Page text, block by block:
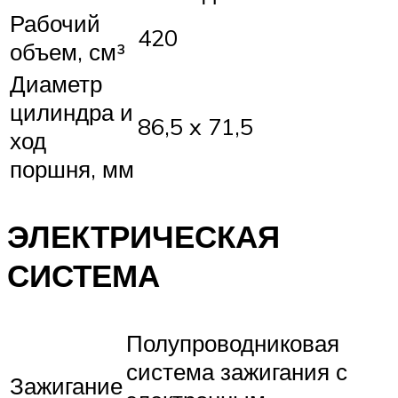
Рабочий
объем, см³ 420
Диаметр
цилиндра и
ход
поршня, мм
86,5 x 71,5
ЭЛЕКТРИЧЕСКАЯ
СИСТЕМА
Зажигание
Полупроводниковая
система зажигания с